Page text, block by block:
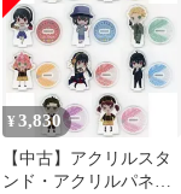
じ 劇場版 ソードアー
ト・オンライン-プログ
レッシブ‐星なき夜のア
リア 始まりの物語」 H
賞
¥ 3,830
【中古】アクリルスタ
ンド・アクリルパネル